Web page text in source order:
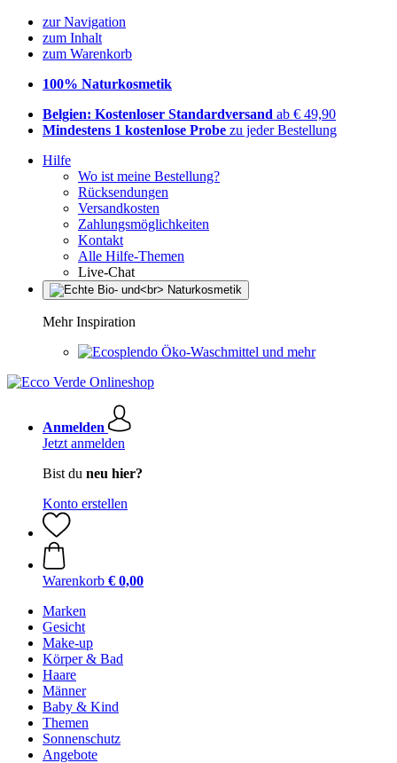
zur Navigation
zum Inhalt
zum Warenkorb
100% Naturkosmetik
Belgien: Kostenloser Standardversand ab € 49,90
Mindestens 1 kostenlose Probe zu jeder Bestellung
Hilfe
Wo ist meine Bestellung?
Rücksendungen
Versandkosten
Zahlungsmöglichkeiten
Kontakt
Alle Hilfe-Themen
Live-Chat
Mehr Inspiration
Öko-Waschmittel und mehr
Anmelden
Jetzt anmelden
Bist du neu hier?
Konto erstellen
Warenkorb € 0,00
Marken
Gesicht
Make-up
Körper & Bad
Haare
Männer
Baby & Kind
Themen
Sonnenschutz
Angebote